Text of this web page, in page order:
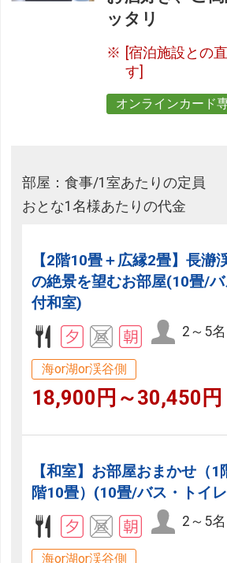
ッタリ
[宿泊施設との
す]
オンラインカード
部屋：食事/1室あたりの定員
おとな1名様あたりの代金
【2階10畳＋広縁2畳】長瀞
の絶景を望むお部屋(10畳/
付和室)
2～5名
海or湖or渓谷側
18,900円～30,450円
【和室】お部屋おまかせ（
階10畳）(10畳/バス・トイ
2～5名
海or湖or渓谷側